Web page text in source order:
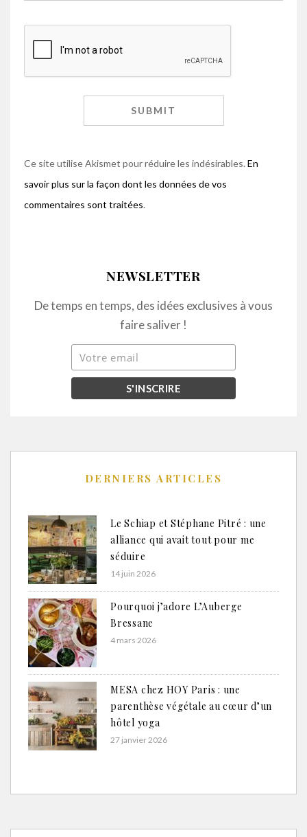
Ce site utilise Akismet pour réduire les indésirables.En
savoir plus sur la façon dont les données de vos
commentaires sont traitées.
NEWSLETTER
De temps en temps, des idées exclusives à vous
faire saliver !
DERNIERS ARTICLES
Le Schiap et Stéphane Pitré : une
alliance qui avait tout pour me
séduire
14 juin 2026
Pourquoi j’adore L’Auberge
Bressane
4 mars 2026
MESA chez HOY Paris : une
parenthèse végétale au cœur d’un
hôtel yoga
27 janvier 2026